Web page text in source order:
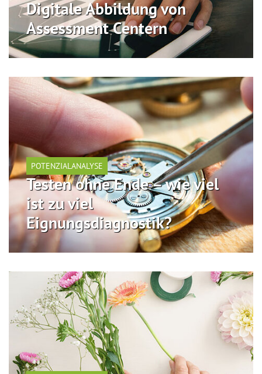
Digitale Abbildung von
Assessment Centern
POTENZIALANALYSE
Testen ohne Ende – wie viel
ist zu viel
Eignungsdiagnostik?